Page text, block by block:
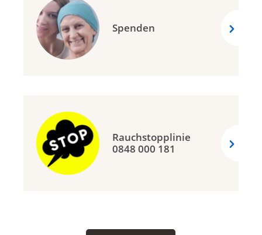
Spenden
Rauchstopplinie
0848 000 181